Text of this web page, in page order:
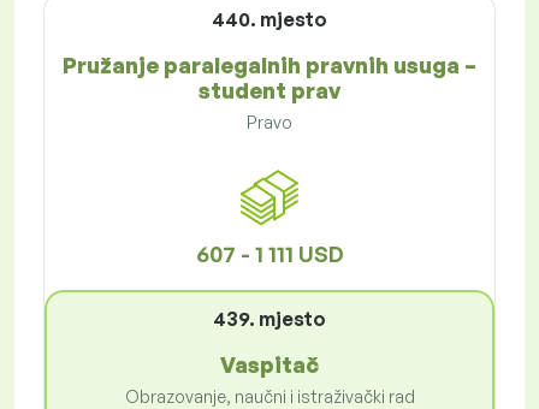
440. mjesto
Pružanje paralegalnih pravnih usuga –
student prav
Pravo
607 - 1 111 USD
439. mjesto
Vaspitač
Obrazovanje, naučni i istraživački rad